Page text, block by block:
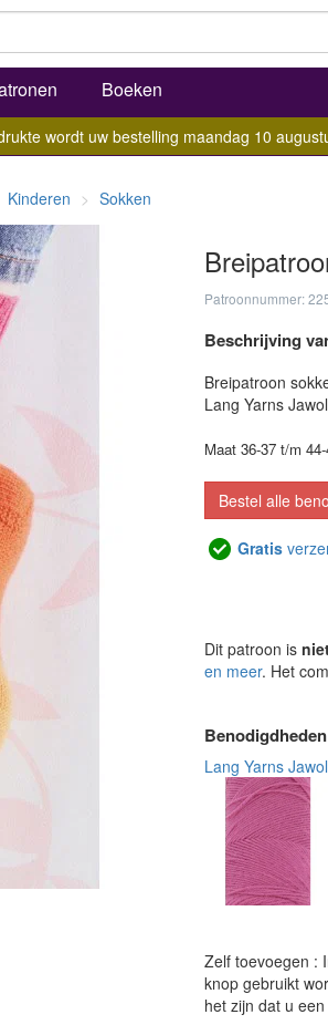
Boeken
wordt uw bestelling maandag 10
Kinderen Sokken
Patroonnummer:
Beschrijving
Breipatroon
Lang Yarns
Maat 36-37 t/m
Bestel alle
Gratis
Dit patroon is
en meer. Het
Benodigdheden
Lang Yarns
Zelf toevoegen :
knop gebruikt
het zijn dat u